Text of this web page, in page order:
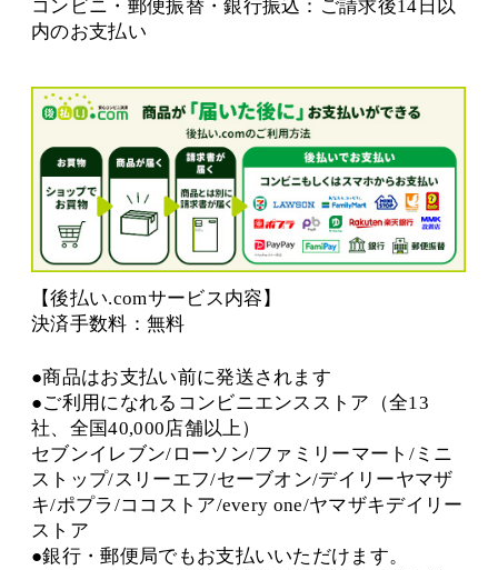
コンビニ・郵便振替・銀行振込：ご請求後14日以
内のお支払い
【後払い.comサービス内容】
決済手数料：無料
●商品はお支払い前に発送されます
●ご利用になれるコンビニエンスストア（全13
社、全国40,000店舗以上）
セブンイレブン/ローソン/ファミリーマート/ミニ
ストップ/スリーエフ/セーブオン/デイリーヤマザ
キ/ポプラ/ココストア/every one/ヤマザキデイリー
ストア
●銀行・郵便局でもお支払いいただけます。